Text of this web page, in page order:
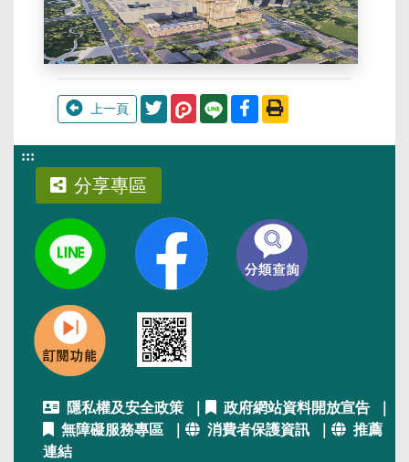
上一頁 分享至Twitter分享至Facebook
列印此頁
:::
分享專區
隱私權及安全政策 政府網站資料開放宣告
無障礙服務專區
消費者保護資訊
推薦
連結